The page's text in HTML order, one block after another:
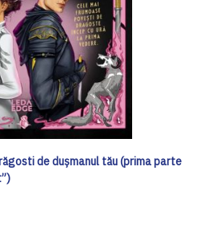
de dușmanul tău (prima parte